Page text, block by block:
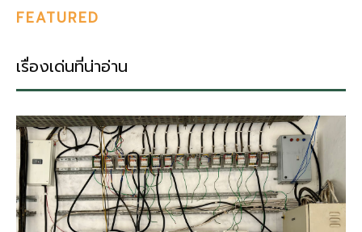
FEATURED
เรื่องเด่นที่น่าอ่าน